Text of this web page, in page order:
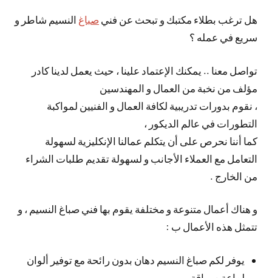
هل ترغب بطلاء مكتبك و تبحث عن فني صباغ النسيم شاطر و
سريع في عمله ؟
تواصل معنا .. يمكنك الإعتماد علينا ، حيث يعمل لدينا كادر
مؤلف من نخبة من العمال و المهندسين
، نقوم بدورات تدريبية لكافة العمال و الفنيين لمواكبة
التطورات في عالم الديكور ،
كما أننا نحرص على أن يتكلم عمالنا الإنكليزية لسهولة
التعامل مع العملاء الأجانب و لسهولة تقديم طلبات الشراء
من الخارج .
و هناك أعمال متنوعة و مختلفة يقوم بها فني صباغ النسيم ، و
تتمثل هذه الأعمال ب :
يوفر لكم صباغ النسيم دهان بدون رائحة مع توفير ألوان